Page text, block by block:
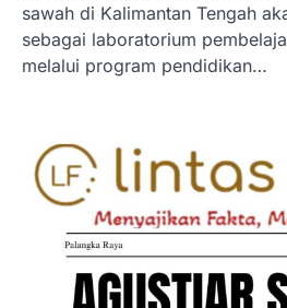
sawah di Kalimantan Tengah
sebagai laboratorium
melalui program pendidikan…